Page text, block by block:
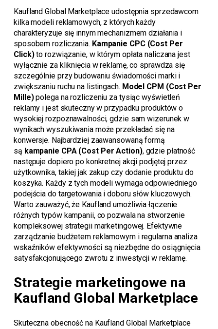
Kaufland Global Marketplace udostępnia sprzedawcom
kilka modeli reklamowych, z których każdy
charakteryzuje się innym mechanizmem działania i
sposobem rozliczania. Kampanie CPC (Cost Per
Click)to rozwiązanie, w którym opłata naliczana jest
wyłącznie za kliknięcia w reklamę, co sprawdza się
szczególnie przy budowaniu świadomości marki i
zwiększaniu ruchu na listingach. Model CPM (Cost Per
Mille)polega na rozliczeniu za tysiąc wyświetleń
reklamy i jest skuteczny w przypadku produktów o
wysokiej rozpoznawalności, gdzie sam wizerunek w
wynikach wyszukiwania może przekładać się na
konwersje. Najbardziej zaawansowaną formą
są kampanie CPA (Cost Per Action), gdzie płatność
następuje dopiero po konkretnej akcji podjętej przez
użytkownika, takiej jak zakup czy dodanie produktu do
koszyka. Każdy z tych modeli wymaga odpowiedniego
podejścia do targetowania i doboru słów kluczowych.
Warto zauważyć, że Kaufland umożliwia łączenie
różnych typów kampanii, co pozwala na stworzenie
kompleksowej strategii marketingowej. Efektywne
zarządzanie budżetem reklamowym i regularna analiza
wskaźników efektywności są niezbędne do osiągnięcia
satysfakcjonującego zwrotu z inwestycji w reklamę.
Strategie marketingowe na
Kaufland Global Marketplace
Skuteczna obecność na Kaufland Global Marketplace